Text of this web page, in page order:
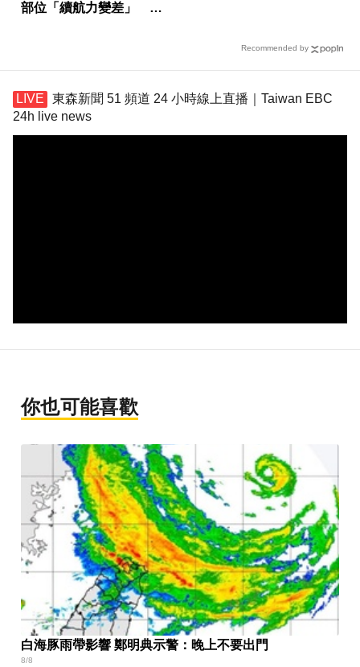
部位「續航力變差」 恐
Recommended by
東森新聞 51 頻道 24 小時線上直播｜Taiwan EBC
24h live news
你也可能喜歡
白海豚雨帶影響 鄭明典示警：晚上不要出門
8/8